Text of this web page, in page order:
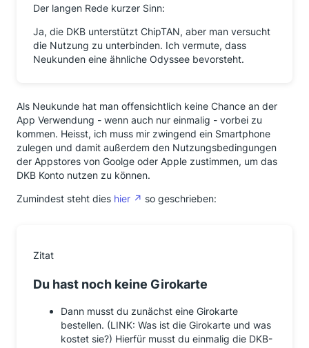
Der langen Rede kurzer Sinn:
Ja, die DKB unterstützt ChipTAN, aber man versucht
die Nutzung zu unterbinden. Ich vermute, dass
Neukunden eine ähnliche Odyssee bevorsteht.
Als Neukunde hat man offensichtlich keine Chance an der
App Verwendung - wenn auch nur einmalig - vorbei zu
kommen. Heisst, ich muss mir zwingend ein Smartphone
zulegen und damit außerdem den Nutzungsbedingungen
der Appstores von Goolge oder Apple zustimmen, um das
DKB Konto nutzen zu können.
Zumindest steht dies hier so geschrieben:
Zitat
Du hast noch keine Girokarte
Dann musst du zunächst eine Girokarte
bestellen. (LINK: Was ist die Girokarte und was
kostet sie?) Hierfür musst du einmalig die DKB-